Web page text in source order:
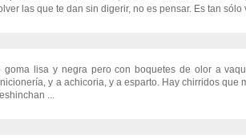
las que te dan sin digerir, no es pensar. Es tan sólo
goma lisa y negra pero con boquetes de olor a
y a achicoria, y a esparto. Hay chirridos que
...